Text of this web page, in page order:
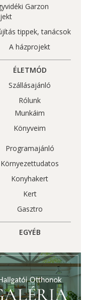
Garzon
tippek, tanácsok
A házprojekt
ÉLETMÓD
Szállásajánló
Rólunk
Munkáim
Könyveim
Programajánló
Környezettudatos
Konyhakert
Kert
Gasztro
EGYÉB